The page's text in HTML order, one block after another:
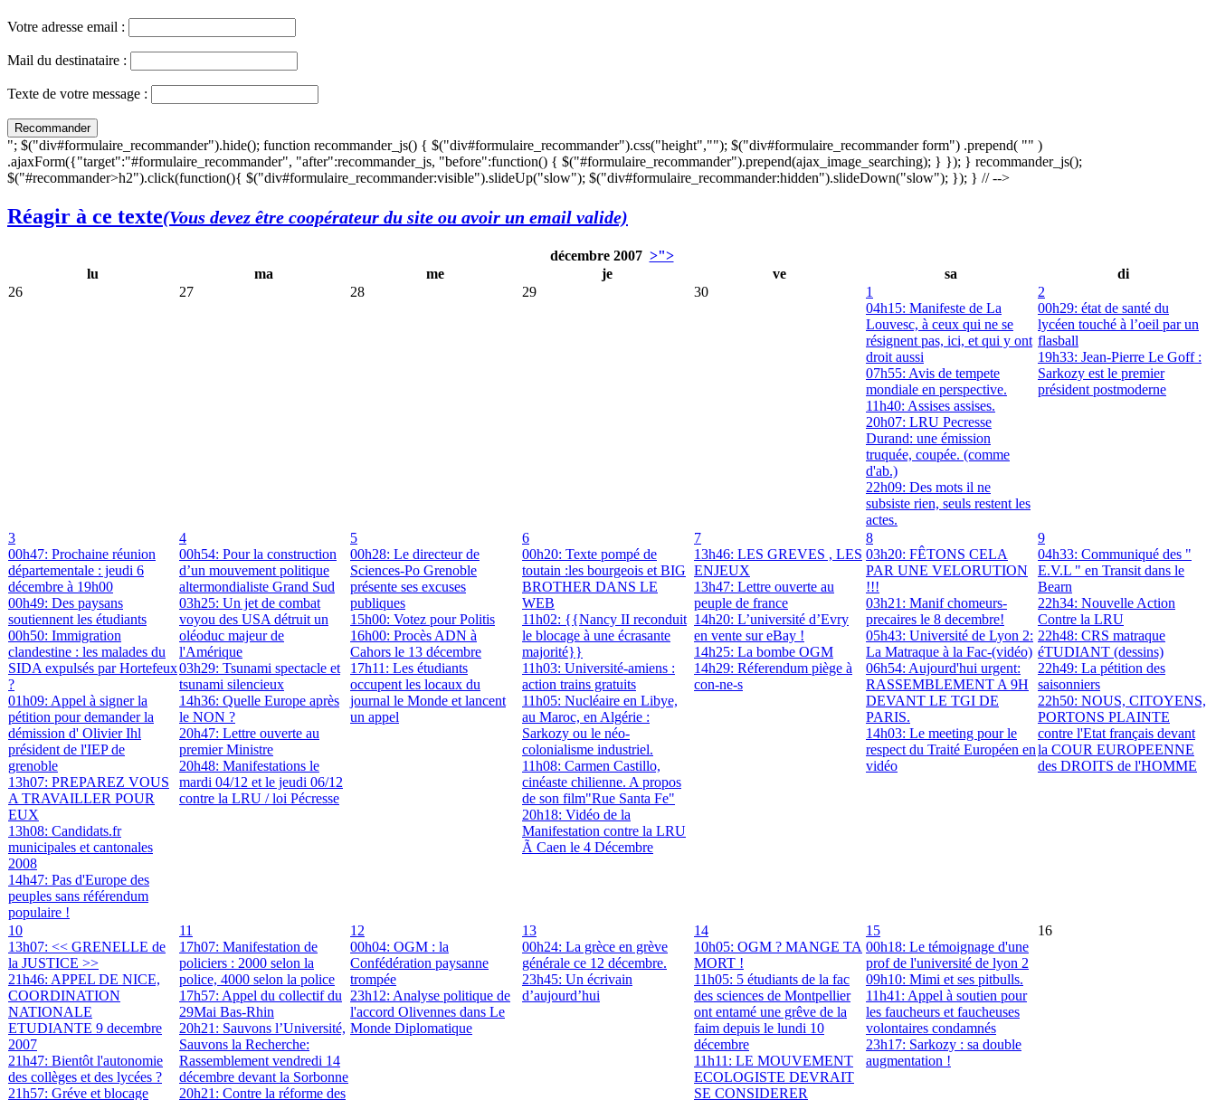
Votre adresse email :
Mail du destinataire :
Texte de votre message :
"; $("div#formulaire_recommander").hide(); function recommander_js() { $("div#formulaire_recommander").css("height",""); $("div#formulaire_recommander form") .prepend( "" )
.ajaxForm({"target":"#formulaire_recommander", "after":recommander_js, "before":function() { $("#formulaire_recommander").prepend(ajax_image_searching); } }); } recommander_js();
$("#recommander>h2").click(function(){ $("div#formulaire_recommander:visible").slideUp("slow"); $("div#formulaire_recommander:hidden").slideDown("slow"); }); } // -->
Réagir à ce texte(Vous devez être coopérateur du site ou avoir un email valide)
décembre 2007 >">
lu
ma me je ve sa
di
26
27 28 29 30
1
04h15: Manifeste de La
Louvesc, à ceux qui ne se
résignent pas, ici, et qui y ont
droit aussi
07h55: Avis de tempete
mondiale en perspective.
11h40: Assises assises.
20h07: LRU Pecresse
Durand: une émission
truquée, coupée. (comme
d'ab.)
22h09: Des mots il ne
subsiste rien, seuls restent les
actes.
2
00h29: état de santé du
lycéen touché à l’oeil par un
flasball
19h33: Jean-Pierre Le Goff :
Sarkozy est le premier
président postmoderne
3
00h47: Prochaine réunion
départementale : jeudi 6
décembre à 19h00
00h49: Des paysans
soutiennent les étudiants
00h50: Immigration
clandestine : les malades du
SIDA expulsés par Hortefeux
?
01h09: Appel à signer la
pétition pour demander la
démission d' Olivier Ihl
président de l'IEP de
grenoble
13h07: PREPAREZ VOUS
A TRAVAILLER POUR
EUX
13h08: Candidats.fr
municipales et cantonales
2008
14h47: Pas d'Europe des
peuples sans référendum
populaire !
4
00h54: Pour la construction
d’un mouvement politique
altermondialiste Grand Sud
03h25: Un jet de combat
voyou des USA détruit un
oléoduc majeur de
l'Amérique
03h29: Tsunami spectacle et
tsunami silencieux
14h36: Quelle Europe après
le NON ?
20h47: Lettre ouverte au
premier Ministre
20h48: Manifestations le
mardi 04/12 et le jeudi 06/12
contre la LRU / loi Pécresse
5
00h28: Le directeur de
Sciences-Po Grenoble
présente ses excuses
publiques
15h00: Votez pour Politis
16h00: Procès ADN à
Cahors le 13 décembre
17h11: Les étudiants
occupent les locaux du
journal le Monde et lancent
un appel
6
00h20: Texte pompé de
toutain :les bourgeois et BIG
BROTHER DANS LE
WEB
11h02: {{Nancy II reconduit
le blocage à une écrasante
majorité}}
11h03: Université-amiens :
action trains gratuits
11h05: Nucléaire en Libye,
au Maroc, en Algérie :
Sarkozy ou le néo-
colonialisme industriel.
11h08: Carmen Castillo,
cinéaste chilienne. A propos
de son film"Rue Santa Fe"
20h18: Vidéo de la
Manifestation contre la LRU
Ã Caen le 4 Décembre
7
13h46: LES GREVES , LES
ENJEUX
13h47: Lettre ouverte au
peuple de france
14h20: L’université d’Evry
en vente sur eBay !
14h25: La bombe OGM
14h29: Réferendum piège à
con-ne-s
8
03h20: FÊTONS CELA
PAR UNE VELORUTION
!!!
03h21: Manif chomeurs-
precaires le 8 decembre!
05h43: Université de Lyon 2:
La Matraque à la Fac-(vidéo)
06h54: Aujourd'hui urgent:
RASSEMBLEMENT A 9H
DEVANT LE TGI DE
PARIS.
14h03: Le meeting pour le
respect du Traité Européen en
vidéo
9
04h33: Communiqué des "
E.V.L " en Transit dans le
Bearn
22h34: Nouvelle Action
Contre la LRU
22h48: CRS matraque
éTUDIANT (dessins)
22h49: La pétition des
saisonniers
22h50: NOUS, CITOYENS,
PORTONS PLAINTE
contre l'Etat français devant
la COUR EUROPEENNE
des DROITS de l'HOMME
10
13h07: << GRENELLE de
la JUSTICE >>
21h46: APPEL DE NICE,
COORDINATION
NATIONALE
ETUDIANTE 9 decembre
2007
21h47: Bientôt l'autonomie
des collèges et des lycées ?
21h57: Gréve et blocage
11
17h07: Manifestation de
policiers : 2000 selon la
police, 4000 selon la police
17h57: Appel du collectif du
29Mai Bas-Rhin
20h21: Sauvons l’Université,
Sauvons la Recherche:
Rassemblement vendredi 14
décembre devant la Sorbonne
20h21: Contre la réforme des
12
00h04: OGM : la
Confédération paysanne
trompée
23h12: Analyse politique de
l'accord Olivennes dans Le
Monde Diplomatique
13
00h24: La grèce en grève
générale ce 12 décembre.
23h45: Un écrivain
d’aujourd’hui
14
10h05: OGM ? MANGE TA
MORT !
11h05: 5 étudiants de la fac
des sciences de Montpellier
ont entamé une grêve de la
faim depuis le lundi 10
décembre
11h11: LE MOUVEMENT
ECOLOGISTE DEVRAIT
SE CONSIDERER
15
00h18: Le témoignage d'une
prof de l'université de lyon 2
09h10: Mimi et ses pitbulls.
11h41: Appel à soutien pour
les faucheurs et faucheuses
volontaires condamnés
23h17: Sarkozy : sa double
augmentation !
16